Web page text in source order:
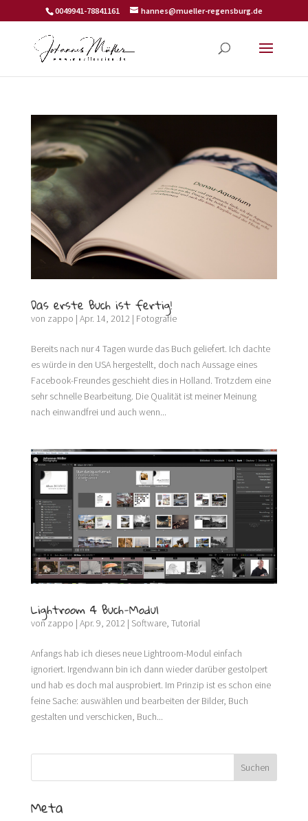
0049941-78841161 hannes@mueller-regensburg.de
Das erste Buch ist fertig!
von zappo | Apr. 14, 2012| Fotografie
Bereits nach nur 4 Tagen wurde das Buch geliefert. Ich dachte
es würde in den USA hergestellt, doch nach Aussage eines
Facebook-Freundes geschieht dies in Holland. Trotzdem eine
sehr schnelle Bearbeitung. Die Qualität ist meiner Meinung
nach einwandfrei und auch wenn...
Lightroom 4 Buch-Modul
vonzappo | Apr. 9, 2012| Software, Tutorial
Anfangs hab ich dieses neue Lightroom-Modul einfach
ignoriert. Irgendwann bin ich dann wieder darüber gestolpert
und hab es doch mal ausprobiert. Im Prinzip ist es schon eine
feine Sache: auswählen und bearbeiten der Bilder, Buch
gestalten und verschicken, Buch...
Meta